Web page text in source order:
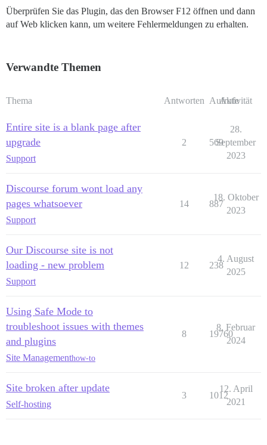
Überprüfen Sie das Plugin, das den Browser F12 öffnen und dann
auf Web klicken kann, um weitere Fehlermeldungen zu erhalten.
Verwandte Themen
Thema Antworten Aufrufe
Aktivität
Entire site is a blank page after
upgrade
Support
2 569
28.
September
2023
Discourse forum wont load any
pages whatsoever
Support
14 887
18. Oktober
2023
Our Discourse site is not
loading - new problem
Support
12 238
4. August
2025
Using Safe Mode to
troubleshoot issues with themes
and plugins
Site Managementhow-to
8 19760
8. Februar
2024
Site broken after update
Self-hosting
3 1012
12. April
2021